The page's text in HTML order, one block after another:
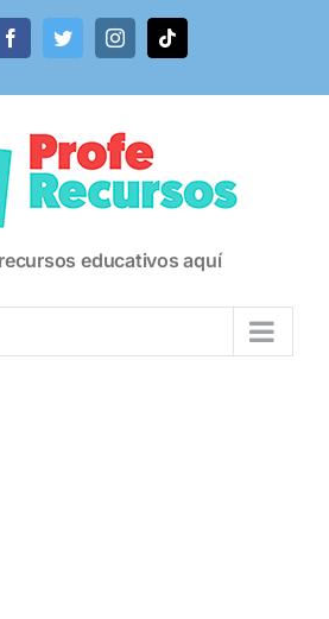
FacebookTwitterInstagramTiktok
educativos aquí